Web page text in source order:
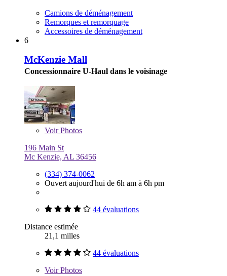
Camions de déménagement
Remorques et remorquage
Accessoires de déménagement
6
McKenzie Mall
Concessionnaire U-Haul dans le voisinage
VoirPhotos
196 Main St
Mc Kenzie, AL 36456
(334) 374-0062
Ouvert aujourd'hui de 6h am à 6h pm
44 évaluations
Distance estimée
21,1 milles
44 évaluations
VoirPhotos